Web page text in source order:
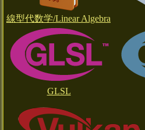
線型代数学/Linear Algebra
GLSL